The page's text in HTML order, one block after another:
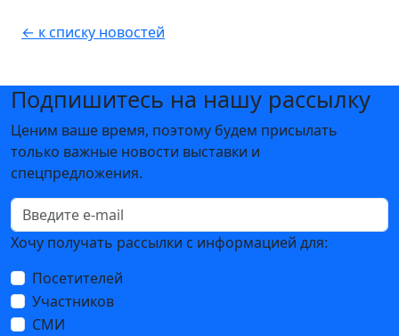
← к списку новостей
Подпишитесь на нашу рассылку
Ценим ваше время, поэтому будем присылать
только важные новости выставки и
спецпредложения.
Хочу получать рассылки с информацией для:
Посетителей
Участников
СМИ